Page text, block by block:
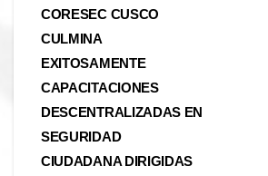
Navegación
de
entradas
CORESEC CUSCO
CULMINA
EXITOSAMENTE
CAPACITACIONES
DESCENTRALIZADAS EN
SEGURIDAD
CIUDADANA DIRIGIDAS